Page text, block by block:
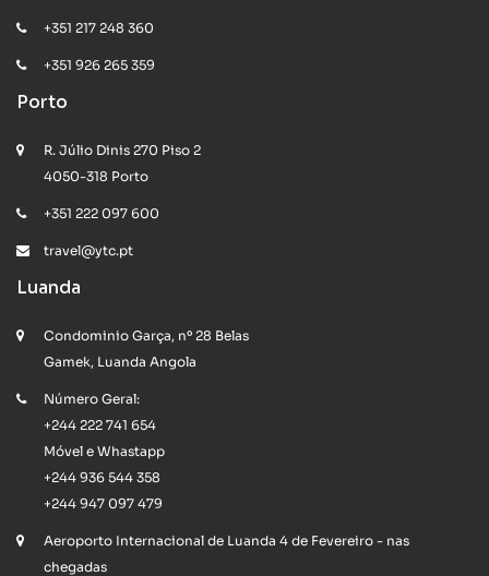
+351 217 248 360
+351 926 265 359
Porto
R. Júlio Dinis 270 Piso 2
4050-318 Porto
+351 222 097 600
travel@ytc.pt
Luanda
Condominio Garça, nº 28 Belas
Gamek, Luanda Angola
Número Geral:
+244 222 741 654
Móvel e Whastapp
+244 936 544 358
+244 947 097 479
Aeroporto Internacional de Luanda 4 de Fevereiro - nas
chegadas